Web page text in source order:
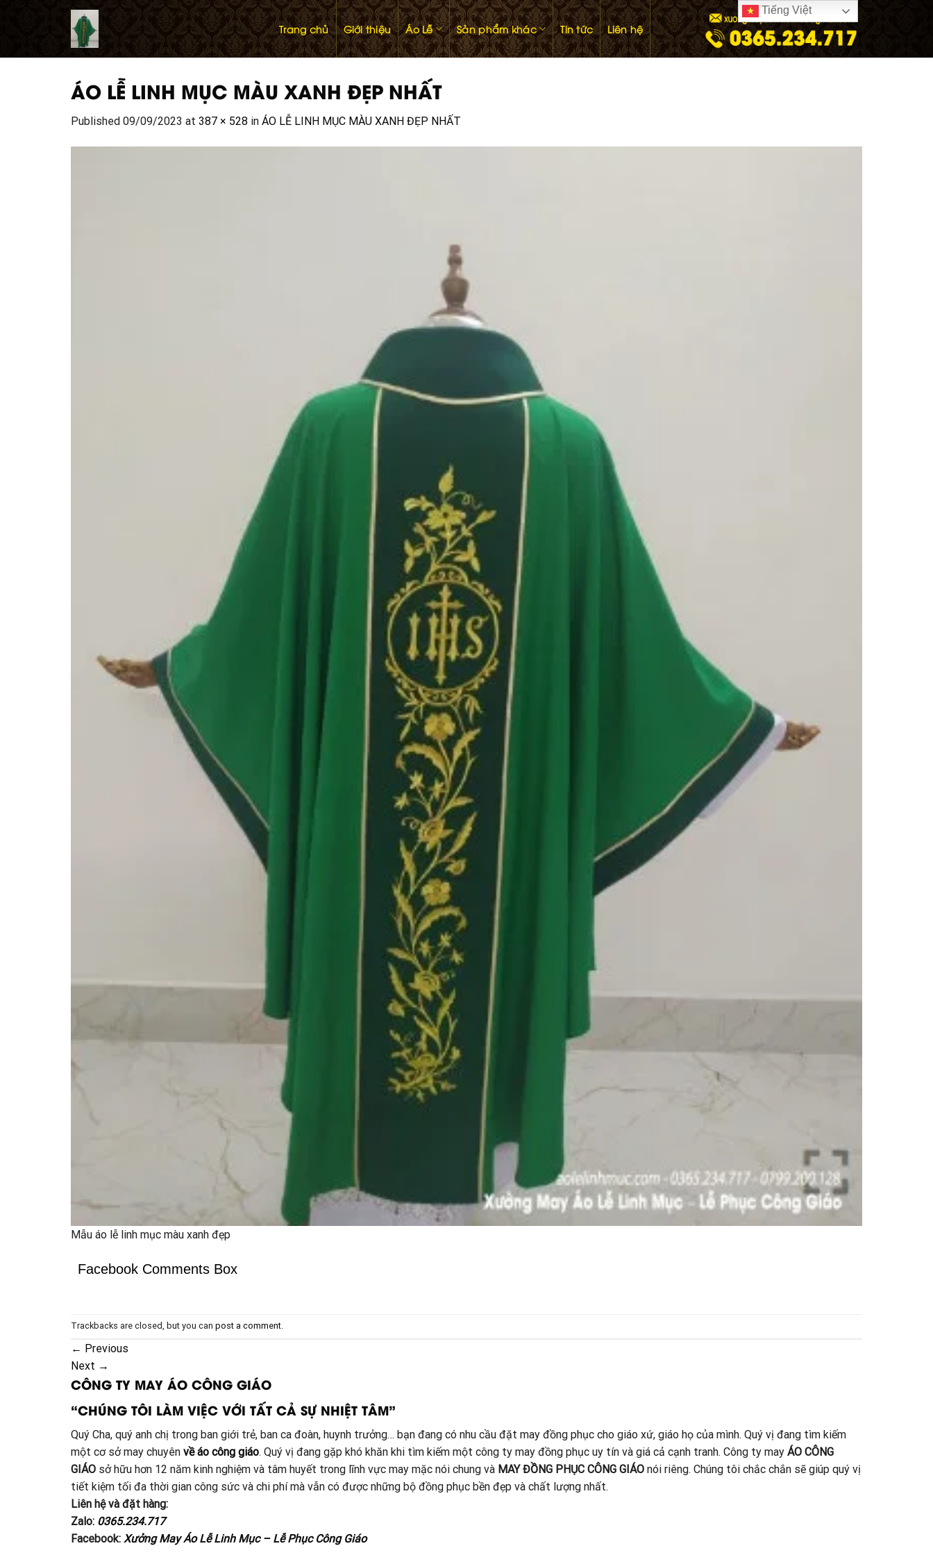
Trang chủ Giới thiệu Áo Lễ Sản phẩm khác Tin tức Liên hệ
ÁO LỄ LINH MỤC MÀU XANH ĐẸP NHẤT
Published 09/09/2023 at 387 × 528 in ÁO LỄ LINH MỤC MÀU XANH ĐẸP NHẤT
Mẫu áo lễ linh mục màu xanh đẹp
Facebook Comments Box
Trackbacks are closed, but you can post a comment.
← Previous
Next →
CÔNG TY MAY ÁO CÔNG GIÁO
“CHÚNG TÔI LÀM VIỆC VỚI TẤT CẢ SỰ NHIỆT TÂM”
Quý Cha, quý anh chị trong ban giới trẻ, ban ca đoàn, huynh trưởng… bạn đang có nhu cầu đặt may đồng phục cho giáo xứ, giáo họ của mình. Quý vị đang tìm kiếm
một cơ sở may chuyên về áo công giáo. Quý vị đang gặp khó khăn khi tìm kiếm một công ty may đồng phục uy tín và giá cả cạnh tranh. Công ty may ÁO CÔNG
GIÁO sở hữu hơn 12 năm kinh nghiệm và tâm huyết trong lĩnh vực may mặc nói chung và MAY ĐỒNG PHỤC CÔNG GIÁO nói riêng. Chúng tôi chắc chắn sẽ giúp quý vị
tiết kiệm tối đa thời gian công sức và chi phí mà vẫn có được những bộ đồng phục bền đẹp và chất lượng nhất.
Liên hệ và đặt hàng:
Zalo: 0365.234.717
Facebook: Xưởng May Áo Lễ Linh Mục – Lễ Phục Công Giáo
Tiếng Việt